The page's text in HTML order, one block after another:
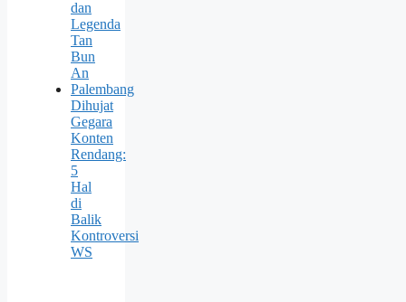
dan
Legenda
Tan
Bun
An
Palembang
Dihujat
Gegara
Konten
Rendang:
5
Hal
di
Balik
Kontroversi
WS